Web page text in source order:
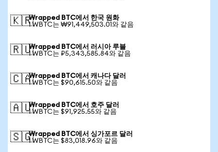
🇰🇷Wrapped BTC에서 한국 원화
1 WBTC는 ₩91,449,503.01와 같음
🇷🇺Wrapped BTC에서 러시아 루블
1 WBTC는 ₽5,343,585.84와 같음
🇨🇦Wrapped BTC에서 캐나다 달러
1 WBTC는 $90,615.50와 같음
🇦🇺Wrapped BTC에서 호주 달러
1 WBTC는 $91,925.55와 같음
🇸🇬Wrapped BTC에서 싱가포르 달러
1 WBTC는 $83,018.96와 같음